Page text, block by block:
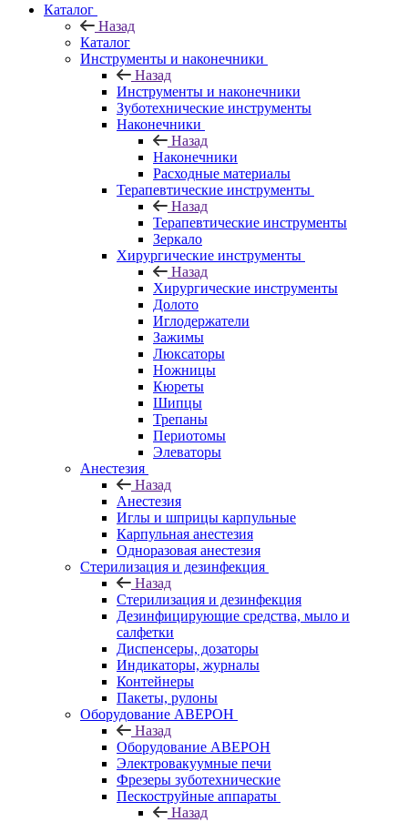
Каталог
Назад
Каталог
Инструменты и наконечники
Назад
Инструменты и наконечники
Зуботехнические инструменты
Наконечники
Назад
Наконечники
Расходные материалы
Терапевтические инструменты
Назад
Терапевтические инструменты
Зеркало
Хирургические инструменты
Назад
Хирургические инструменты
Долото
Иглодержатели
Зажимы
Люксаторы
Ножницы
Кюреты
Шипцы
Трепаны
Периотомы
Элеваторы
Анестезия
Назад
Анестезия
Иглы и шприцы карпульные
Карпульная анестезия
Одноразовая анестезия
Стерилизация и дезинфекция
Назад
Стерилизация и дезинфекция
Дезинфицирующие средства, мыло и
салфетки
Диспенсеры, дозаторы
Индикаторы, журналы
Контейнеры
Пакеты, рулоны
Оборудование АВЕРОН
Назад
Оборудование АВЕРОН
Электровакуумные печи
Фрезеры зуботехнические
Пескоструйные аппараты
Назад